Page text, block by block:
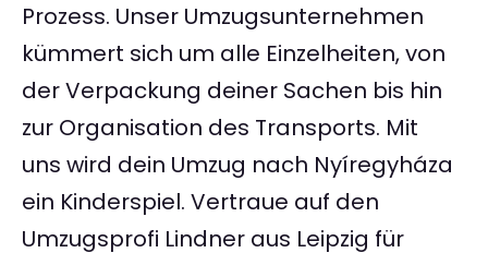
Prozess. Unser Umzugsunternehmen
kümmert sich um alle Einzelheiten, von
der Verpackung deiner Sachen bis hin
zur Organisation des Transports. Mit
uns wird dein Umzug nach Nyíregyháza
ein Kinderspiel. Vertraue auf den
Umzugsprofi Lindner aus Leipzig für